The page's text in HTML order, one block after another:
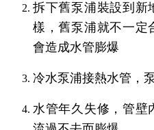
拆下舊泵浦裝設到新
樣，舊泵浦就不一定
會造成水管膨爆
冷水泵浦接熱水管，
水管年久失修，管壁